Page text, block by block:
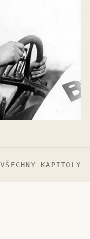
VŠECHNY KAPITOLY